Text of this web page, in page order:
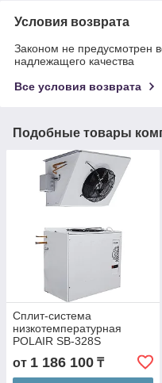
Условия возврата
Законом не предусмотрен
надлежащего качества
Все условия возврата
Подобные товары
Сплит-система
низкотемпературная
POLAIR SB-328S
от 1 186 100 ₸